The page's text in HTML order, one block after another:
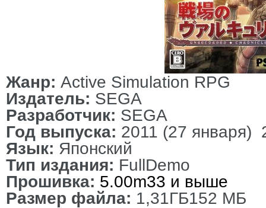
Жанр: Active Simulation RPG
Издатель: SEGA
Разработчик: SEGA
Год выпуска: 2011 (27 января)
Язык: Японский
Тип издания: FullDemo
Прошивка: 5.00m33 и выше
Размер файла: 1,31ГБ152 МБ